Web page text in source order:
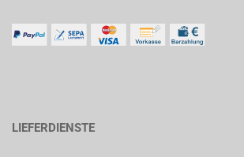
LIEFERDIENSTE